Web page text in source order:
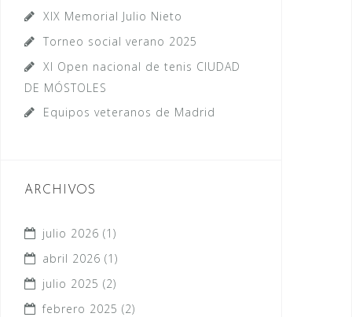
XIX Memorial Julio Nieto
Torneo social verano 2025
XI Open nacional de tenis CIUDAD
DE MÓSTOLES
Equipos veteranos de Madrid
ARCHIVOS
julio 2026 (1)
abril 2026 (1)
julio 2025 (2)
febrero 2025 (2)